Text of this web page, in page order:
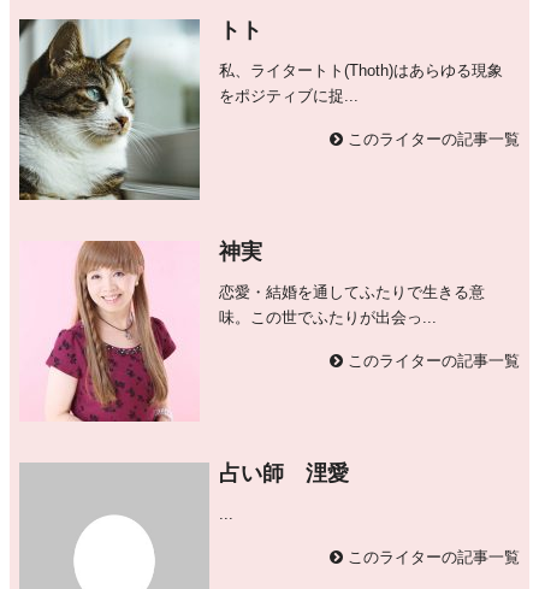
トト
私、ライタートト(Thoth)はあらゆる現象
をポジティブに捉...
このライターの記事一覧
神実
恋愛・結婚を通してふたりで生きる意
味。この世でふたりが出会っ...
このライターの記事一覧
占い師 浬愛
...
このライターの記事一覧